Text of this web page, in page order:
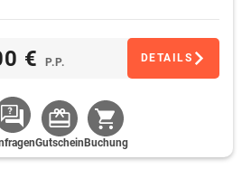
€ P.P. DETAILS
Gutschein Buchung